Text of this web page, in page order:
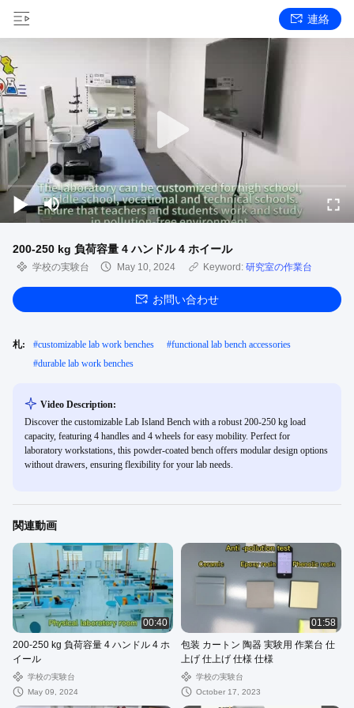
連絡
200-250 kg 負荷容量 4 ハンドル 4 ホイール
学校の実験台 May 10, 2024 Keyword: 研究室の作業台
お問い合わせ
札: #customizable lab work benches #functional lab bench accessories
#durable lab work benches
Video Description:
Discover the customizable Lab Island Bench with a robust 200-250 kg load
capacity, featuring 4 handles and 4 wheels for easy mobility. Perfect for
laboratory workstations, this powder-coated bench offers modular design options
without drawers, ensuring flexibility for your lab needs.
関連動画
00:40
200-250 kg 負荷容量 4 ハンドル 4 ホ
イール
学校の実験台
May 09, 2024
01:58
包装 カートン 陶器 実験用 作業台 仕
上げ 仕上げ 仕様 仕様
学校の実験台
October 17, 2023